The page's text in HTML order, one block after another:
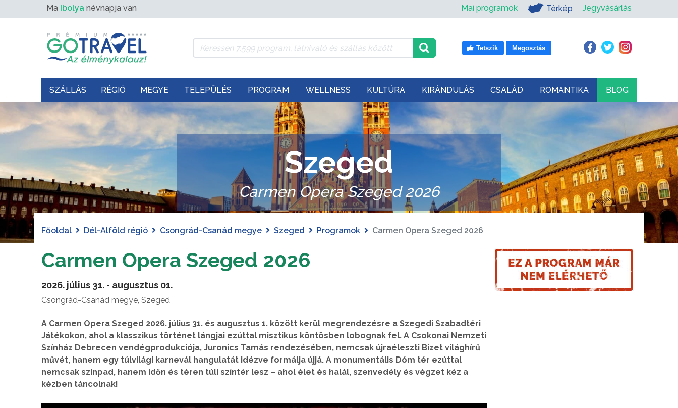
Ma Ibolya névnapja van Mai programok Térkép Jegyvásárlás
Tetszik Megosztás
SZÁLLÁS RÉGIÓ MEGYE TELEPÜLÉS PROGRAM WELLNESS KULTÚRA KIRÁNDULÁS CSALÁD ROMANTIKA BLOG
Szeged
Carmen Opera Szeged 2026
Főoldal Dél-Alföld régió Csongrád-Csanád megye Szeged Programok Carmen Opera Szeged 2026
Carmen Opera Szeged 2026
2026. július 31. - augusztus 01.
Csongrád-Csanád megye, Szeged
A Carmen Opera Szeged 2026. július 31. és augusztus 1. között kerül megrendezésre a Szegedi Szabadtéri
Játékokon, ahol a klasszikus történet lángjai ezúttal misztikus köntösben lobognak fel. A Csokonai Nemzeti
Színház Debrecen vendégprodukciója, Juronics Tamás rendezésében, nemcsak újraéleszti Bizet világhírű
művét, hanem egy túlvilági karnevál hangulatát idézve formálja újjá. A monumentális Dóm tér ezúttal
nemcsak színpad, hanem időn és téren túli színtér lesz – ahol élet és halál, szenvedély és végzet kéz a
kézben táncolnak!